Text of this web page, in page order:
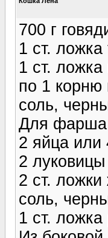
700 г
1 ст.
1 ст.
по 1 корню
соль,
Для
2 яйца или
2 луковицы
2 ст.
соль,
1 ст.